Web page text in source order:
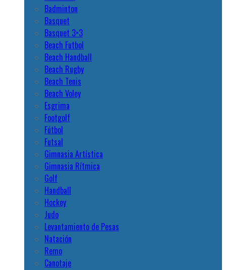
Badminton
Basquet
Basquet 3×3
Beach Futbol
Beach Handball
Beach Rugby
Beach Tenis
Beach Voley
Esgrima
Footgolf
Fútbol
Futsal
Gimnasia Artística
Gimnasia Rítmica
Golf
Handball
Hockey
Judo
Levantamiento de Pesas
Natación
Remo
Canotaje